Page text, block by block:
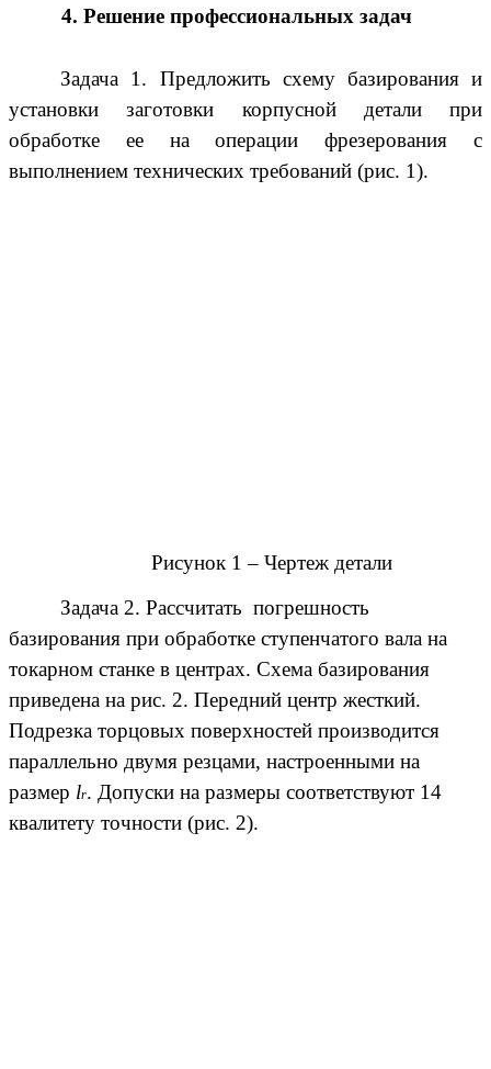
4. Решение профессиональных задач
Задача 1. Предложить схему базирования и
установки заготовки корпусной детали при
обработке ее на операции фрезерования с
выполнением технических требований (рис. 1).
Рисунок 1 – Чертеж детали
Задача 2. Рассчитать погрешность
базирования при обработке ступенчатого вала на
токарном станке в центрах. Схема базирования
приведена на рис. 2. Передний центр жесткий.
Подрезка торцовых поверхностей производится
параллельно двумя резцами, настроенными на
размер lr. Допуски на размеры соответствуют 14
квалитету точности (рис. 2).